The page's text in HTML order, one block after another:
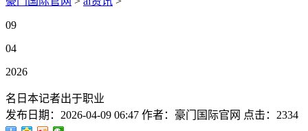
09
04
2026
名日本记者出于职业
发布日期： 2026-04-09 06:47 作者： 豪门国际官网 点击： 2334